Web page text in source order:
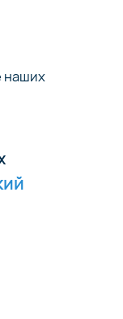
наших